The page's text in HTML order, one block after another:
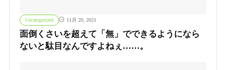
Uncategorized 11月 20, 2021
面倒くさいを超えて「無」でできるようになら
ないと駄目なんですよねぇ……。